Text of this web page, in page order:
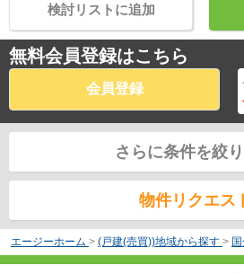
検討リストに追加
無料会員登録はこちら
会員登録
さらに条件を絞
物件リクエス
エージーホーム > (戸建(売買))地域から探す >